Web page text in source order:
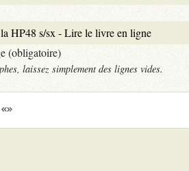
(obligatoire)
laissez simplement des lignes vides.